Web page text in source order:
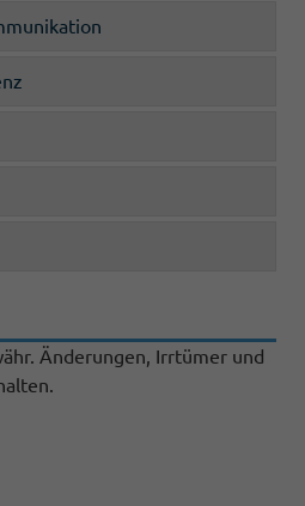
Änderungen, Irrtümer und